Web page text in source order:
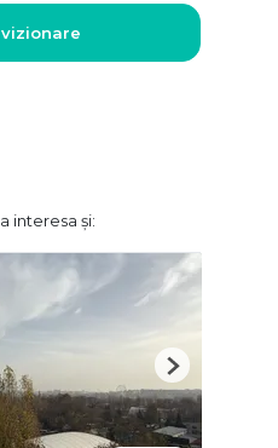
interesa și:
Next